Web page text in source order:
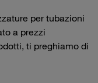
per tubazioni
a prezzi
ti preghiamo di